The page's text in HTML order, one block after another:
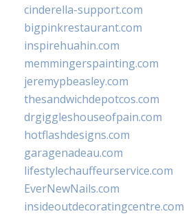
cinderella-support.com
bigpinkrestaurant.com
inspirehuahin.com
memmingerspainting.com
jeremypbeasley.com
thesandwichdepotcos.com
drgiggleshouseofpain.com
hotflashdesigns.com
garagenadeau.com
lifestylechauffeurservice.com
EverNewNails.com
insideoutdecoratingcentre.com